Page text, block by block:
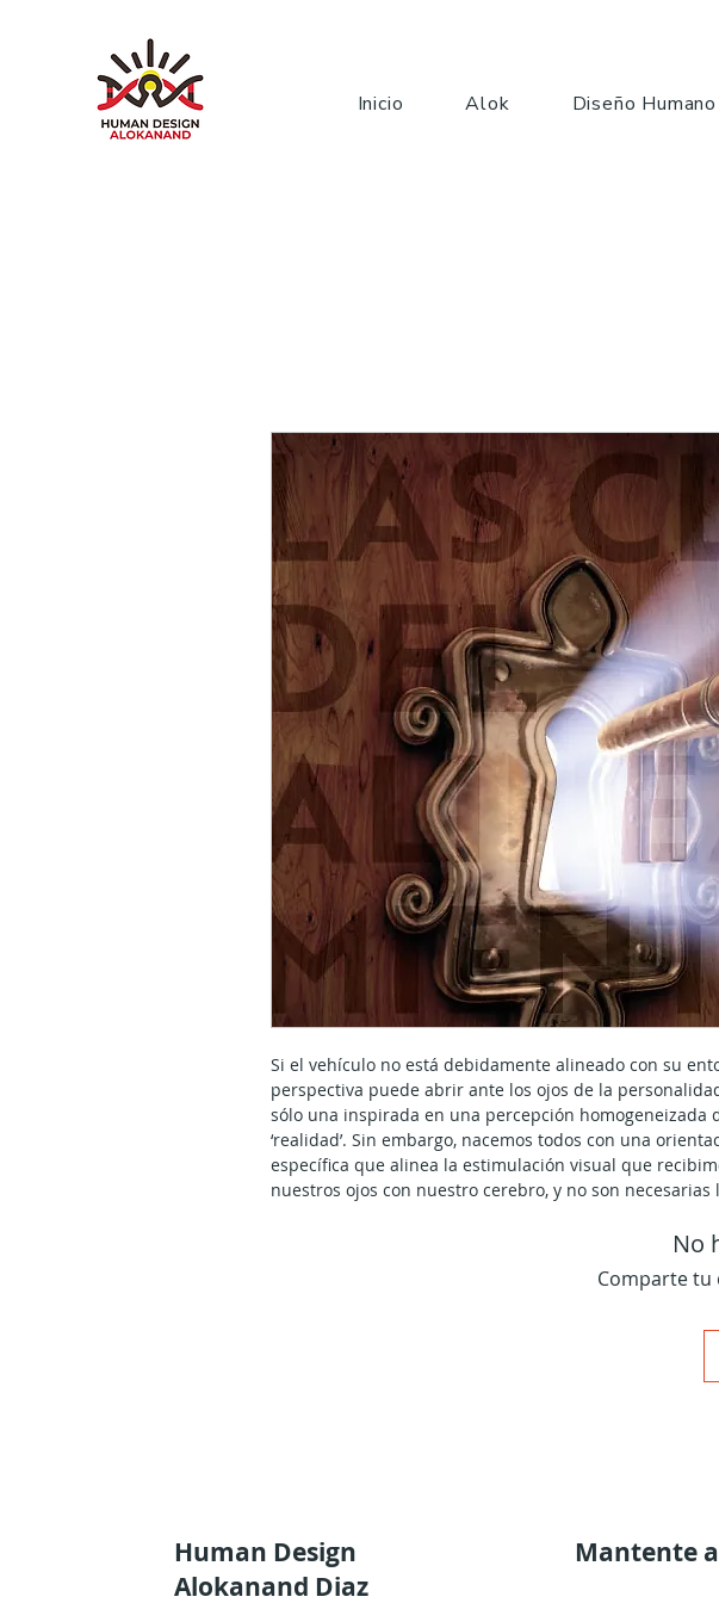
Inicio Alok Diseño Humano
Si el vehículo no está debidamente alineado con su
perspectiva puede abrir ante los ojos de la
sólo una inspirada en una percepción homogeneizada
‘realidad’. Sin embargo, nacemos todos con una
específica que alinea la estimulación visual que
nuestros ojos con nuestro cerebro, y no son necesarias
individual a la conciencia de ser un simple pasajero
ámbito de la personalidad. Como pasajero, tu mente ha
interferir con tu vida material y está disponible para
No
Comparte tu
Human Design
Alokanand Diaz
Mantente